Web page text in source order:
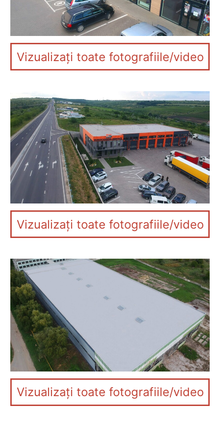
Vizualizați toate fotografiile/video
Vizualizați toate fotografiile/video
Vizualizați toate fotografiile/video